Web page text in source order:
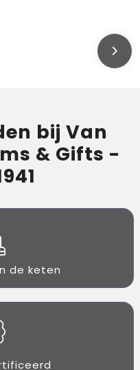
bij Van
& Gifts -
de keten